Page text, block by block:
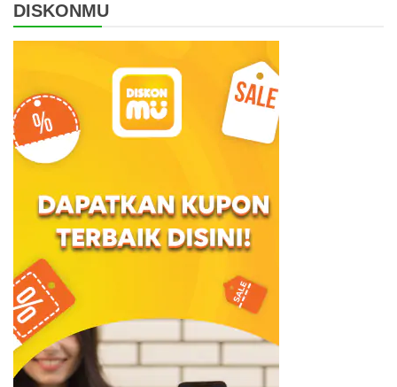
DISKONMU